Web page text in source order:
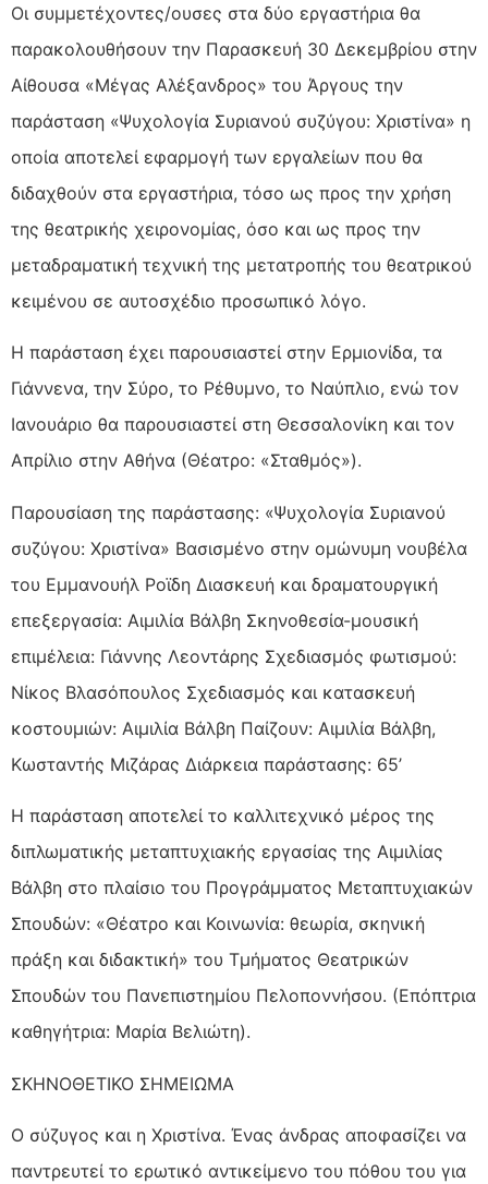
Οι συμμετέχοντες/ουσες στα δύο εργαστήρια θα
παρακολουθήσουν την Παρασκευή 30 Δεκεμβρίου στην
Αίθουσα «Μέγας Αλέξανδρος» του Άργους την
παράσταση «Ψυχολογία Συριανού συζύγου: Χριστίνα» η
οποία αποτελεί εφαρμογή των εργαλείων που θα
διδαχθούν στα εργαστήρια, τόσο ως προς την χρήση
της θεατρικής χειρονομίας, όσο και ως προς την
μεταδραματική τεχνική της μετατροπής του θεατρικού
κειμένου σε αυτοσχέδιο προσωπικό λόγο.
Η παράσταση έχει παρουσιαστεί στην Ερμιονίδα, τα
Γιάννενα, την Σύρο, το Ρέθυμνο, το Ναύπλιο, ενώ τον
Ιανουάριο θα παρουσιαστεί στη Θεσσαλονίκη και τον
Απρίλιο στην Αθήνα (Θέατρο: «Σταθμός»).
Παρουσίαση της παράστασης: «Ψυχολογία Συριανού
συζύγου: Χριστίνα» Βασισμένο στην ομώνυμη νουβέλα
του Εμμανουήλ Ροϊδη Διασκευή και δραματουργική
επεξεργασία: Αιμιλία Βάλβη Σκηνοθεσία-μουσική
επιμέλεια: Γιάννης Λεοντάρης Σχεδιασμός φωτισμού:
Νίκος Βλασόπουλος Σχεδιασμός και κατασκευή
κοστουμιών: Αιμιλία Βάλβη Παίζουν: Αιμιλία Βάλβη,
Κωσταντής Μιζάρας Διάρκεια παράστασης: 65’
Η παράσταση αποτελεί το καλλιτεχνικό μέρος της
διπλωματικής μεταπτυχιακής εργασίας της Αιμιλίας
Βάλβη στο πλαίσιο του Προγράμματος Μεταπτυχιακών
Σπουδών: «Θέατρο και Κοινωνία: θεωρία, σκηνική
πράξη και διδακτική» του Τμήματος Θεατρικών
Σπουδών του Πανεπιστημίου Πελοποννήσου. (Επόπτρια
καθηγήτρια: Μαρία Βελιώτη).
ΣΚΗΝΟΘΕΤΙΚΟ ΣΗΜΕΙΩΜΑ
Ο σύζυγος και η Χριστίνα. Ένας άνδρας αποφασίζει να
παντρευτεί το ερωτικό αντικείμενο του πόθου του για